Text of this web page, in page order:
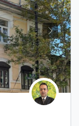
Next